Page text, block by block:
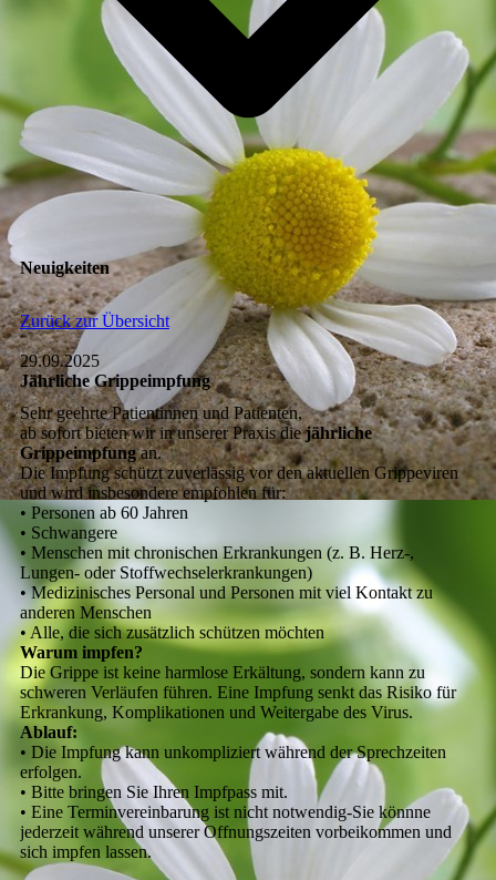
Neuigkeiten
Zurück zur Übersicht
29.09.2025
Jährliche Grippeimpfung
Sehr geehrte Patientinnen und Patienten,
ab sofort bieten wir in unserer Praxis diejährliche
Grippeimpfungan.
Die Impfung schützt zuverlässig vor den aktuellen Grippeviren
und wird insbesondere empfohlen für:
• Personen ab 60 Jahren
• Schwangere
• Menschen mit chronischen Erkrankungen (z. B. Herz-,
Lungen- oder Stoffwechselerkrankungen)
• Medizinisches Personal und Personen mit viel Kontakt zu
anderen Menschen
• Alle, die sich zusätzlich schützen möchten
Warum impfen?
Die Grippe ist keine harmlose Erkältung, sondern kann zu
schweren Verläufen führen. Eine Impfung senkt das Risiko für
Erkrankung, Komplikationen und Weitergabe des Virus.
Ablauf:
• Die Impfung kann unkompliziert während der Sprechzeiten
erfolgen.
• Bitte bringen Sie Ihren Impfpass mit.
• Eine Terminvereinbarung ist nicht notwendig-Sie könnne
jederzeit während unserer Offnungszeiten vorbeikommen und
sich impfen lassen.